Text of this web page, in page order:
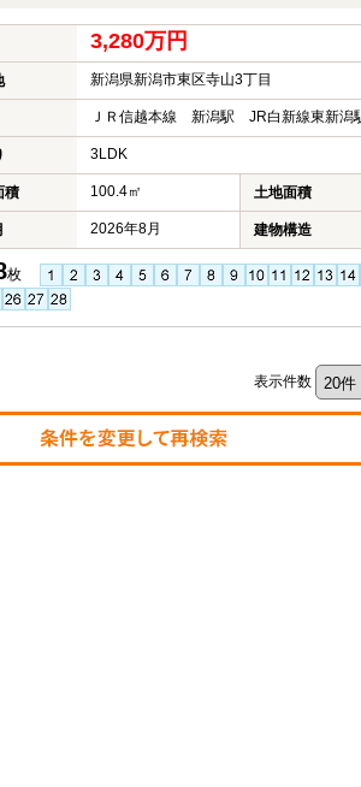
3,280万円
新潟県新潟市東区寺山3丁目
ＪＲ信越本線 新潟駅 JR白新線東新
3LDK
積 100.4㎡ 土地面積
2026年8月 建物構造
枚
表示件数